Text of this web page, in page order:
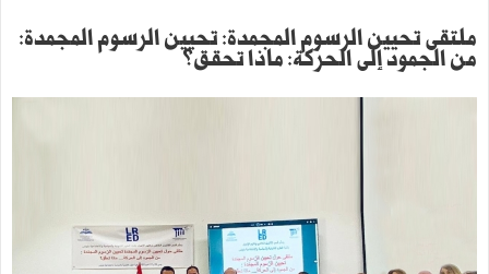
ملتقى تحيين الرسوم المجمدة: تحيين الرسوم المجمدة:
من الجمود إلى الحركة: ماذا تحقق؟